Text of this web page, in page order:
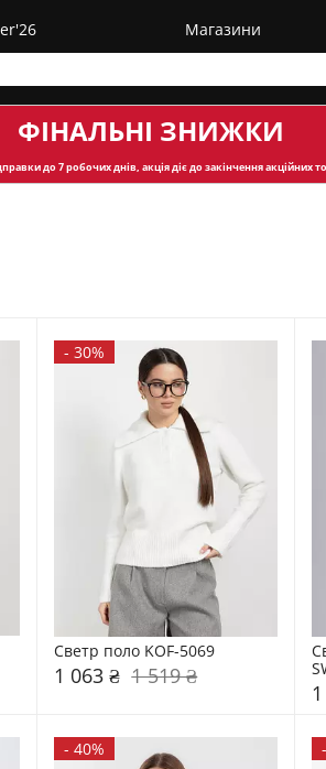
Магазини
ФІНАЛЬНІ ЗНИЖКИ
до 7 робочих днів, акція діє до закінчення акційних
-30%
Светр поло KOF-5069
1 063 ₴ 1 519 ₴
-40% -